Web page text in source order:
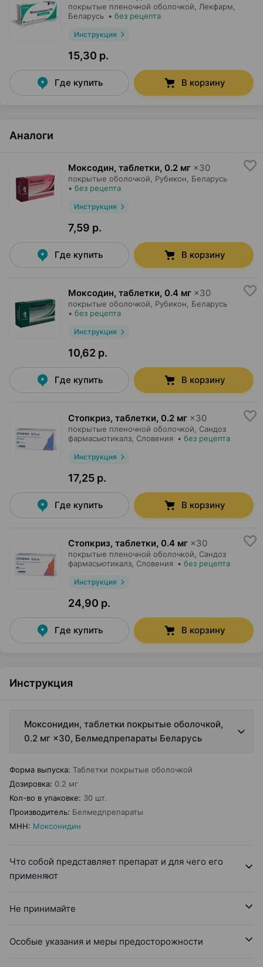
покрытые пленочной оболочкой, Лекфарм
Беларусь • без рецепта
Инструкция
15,30 р.
Где купить В корзину
Аналоги
Моксодин, таблетки, 0.2 мг ×30
покрытые оболочкой, Рубикон , Беларусь
• без рецепта
Инструкция
7,59 р.
Где купить В корзину
Моксодин, таблетки, 0.4 мг ×30
покрытые оболочкой, Рубикон , Беларусь
• без рецепта
Инструкция
10,62 р.
Где купить В корзину
Стопкриз, таблетки, 0.2 мг ×30
покрытые пленочной оболочкой,
Сандоз
фармасьютикалз , Словения • без рецепта
Инструкция
17,25 р.
Где купить В корзину
Стопкриз, таблетки, 0.4 мг ×30
покрытые пленочной оболочкой,
Сандоз
фармасьютикалз , Словения • без рецепта
Инструкция
24,90 р.
Где купить В корзину
Инструкция
Моксонидин, таблетки покрытые оболочкой,
0.2 мг ×30, Белмедпрепараты Беларусь
Форма выпуска: Таблетки покрытые оболочкой
Дозировка: 0.2 мг
Кол-во в упаковке: 30 шт.
Производитель: Белмедпрепараты
МНН: Моксонидин
Что собой представляет препарат и для чего его
применяют
Не принимайте
Особые указания и меры предосторожности